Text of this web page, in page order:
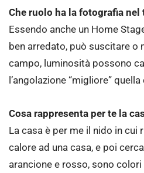
Che ruolo ha la fotografia
Essendo anche un Home
ben arredato, può suscitare o
campo, luminosità possono
l’angolazione “migliore”
Cosa rappresenta per te la
La casa è per me il nido in
calore ad una casa, e poi
arancione e rosso, sono